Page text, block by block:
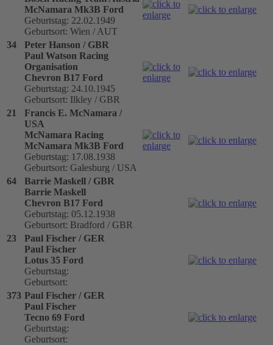
McNamara Mk3B Ford
Geburtstag: 22.02.1949
Geburtsort: Wien / AUT
34
Peter Hanson / GBR
Paul Watson Racing
Organisation
Chevron B17 Ford
Geburtstag: 24.10.1945
Geburtsort: Ilkley / GBR
21
Francis E. McNamara /
USA
McNamara Racing
McNamara Mk3B Ford
Geburtstag: 17.08.1938
Geburtsort: Galesburg / USA
64
Barrie Maskell / GBR
Barrie Maskell
Chevron B17 Ford
Geburtstag: 05.12.1938
Geburtsort: Bradford / GBR
23
Paul Fischer / GER
Paul Fischer
Lotus 35 Ford
Geburtstag:
Geburtsort:
373 Paul Fischer / GER
Paul Fischer
Tecno 69 Ford
Geburtstag:
Geburtsort: